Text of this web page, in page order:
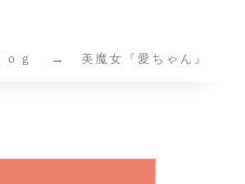
ｏｇ 美魔女『愛ちゃん』